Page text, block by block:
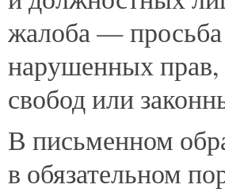
жалоба — просьба
нарушенных прав,
свобод или
В письменном
в обязательном